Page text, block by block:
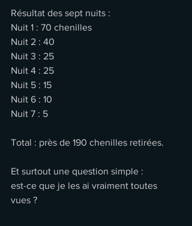
Résultat des sept nuits :
Nuit 1 : 70 chenilles
Nuit 2 : 40
Nuit 3 : 25
Nuit 4 : 25
Nuit 5 : 15
Nuit 6 : 10
Nuit 7 : 5
Total : près de 190 chenilles retirées.
Et surtout une question simple :
est-ce que je les ai vraiment toutes
vues ?